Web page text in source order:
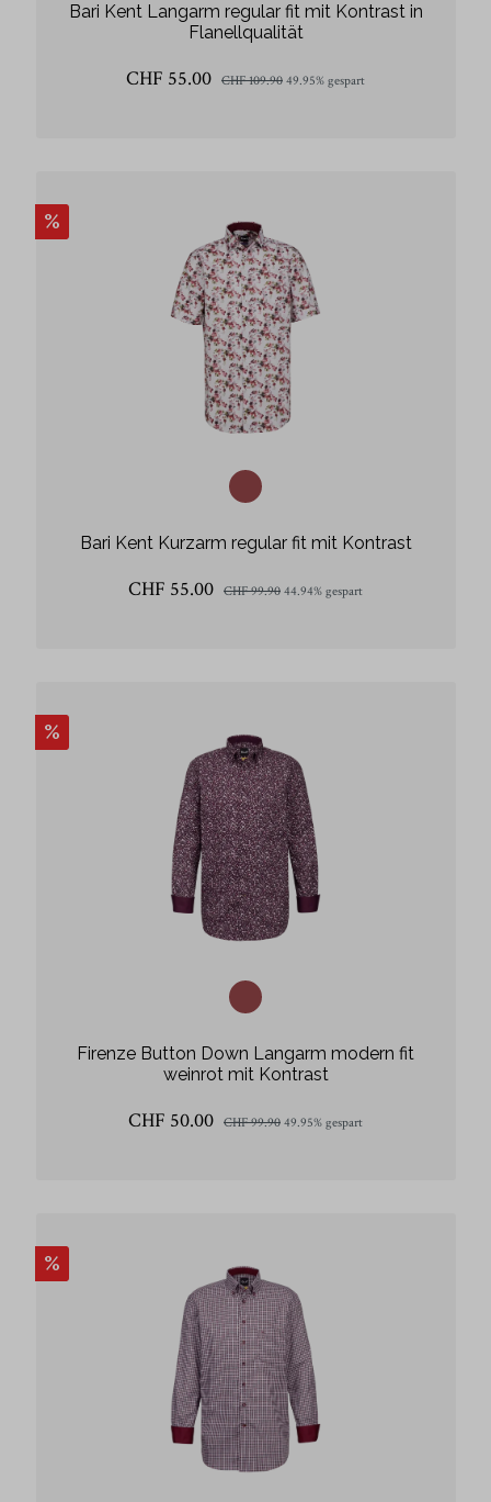
Bari Kent Langarm regular fit mit Kontrast in
Flanellqualität
CHF 55.00 CHF 109.90 49.95% gespart
%
Bari Kent Kurzarm regular fit mit Kontrast
CHF 55.00 CHF 99.90 44.94% gespart
%
Firenze Button Down Langarm modern fit
weinrot mit Kontrast
CHF 50.00 CHF 99.90 49.95% gespart
%